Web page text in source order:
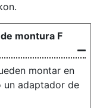
montura F
montar en
un adaptador de